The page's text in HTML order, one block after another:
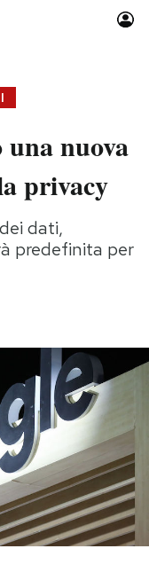
Idee
calcio 2026
nuova
privacy
dati,
predefinita per